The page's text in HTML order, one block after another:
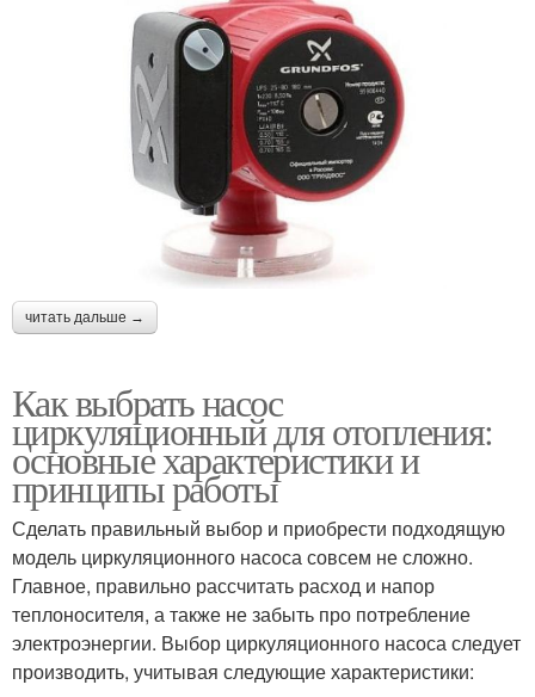
читать дальше →
Как выбрать насос
циркуляционный для отопления:
основные характеристики и
принципы работы
Сделать правильный выбор и приобрести подходящую
модель циркуляционного насоса совсем не сложно.
Главное, правильно рассчитать расход и напор
теплоносителя, а также не забыть про потребление
электроэнергии. Выбор циркуляционного насоса следует
производить, учитывая следующие характеристики: